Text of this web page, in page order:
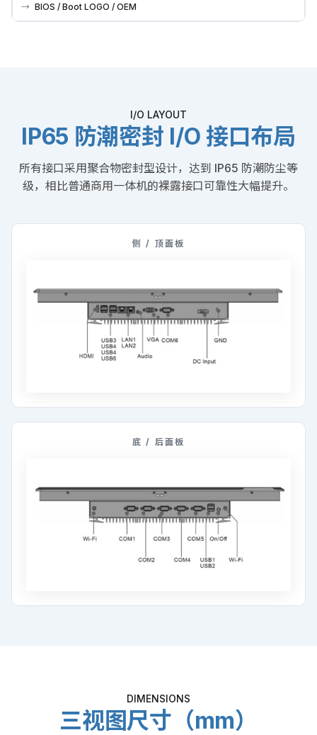
BIOS / Boot LOGO / OEM
I/O LAYOUT
IP65 防潮密封 I/O 接口布局
所有接口采用聚合物密封型设计，达到 IP65 防潮防尘等
级，相比普通商用一体机的裸露接口可靠性大幅提升。
侧 / 顶面板
底 / 后面板
DIMENSIONS
三视图尺寸（mm）